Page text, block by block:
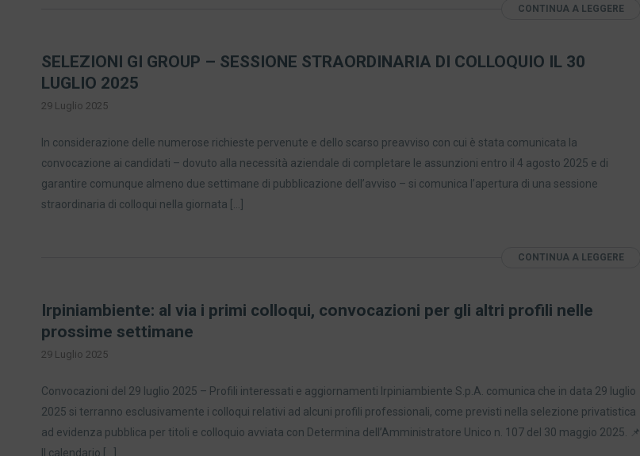
CONTINUA A LEGGERE
SELEZIONI GI GROUP – SESSIONE STRAORDINARIA DI COLLOQUIO IL 30
LUGLIO 2025
29 Luglio 2025
In considerazione delle numerose richieste pervenute e dello scarso preavviso con cui è stata comunicata la
convocazione ai candidati – dovuto alla necessità aziendale di completare le assunzioni entro il 4 agosto 2025 e di
garantire comunque almeno due settimane di pubblicazione dell’avviso – si comunica l’apertura di una sessione
straordinaria di colloqui nella giornata […]
CONTINUA A LEGGERE
Irpiniambiente: al via i primi colloqui, convocazioni per gli altri profili nelle
prossime settimane
29 Luglio 2025
Convocazioni del 29 luglio 2025 – Profili interessati e aggiornamenti Irpiniambiente S.p.A. comunica che in data 29 luglio
2025 si terranno esclusivamente i colloqui relativi ad alcuni profili professionali, come previsti nella selezione privatistica
ad evidenza pubblica per titoli e colloquio avviata con Determina dell’Amministratore Unico n. 107 del 30 maggio 2025. 📌
Il calendario […]